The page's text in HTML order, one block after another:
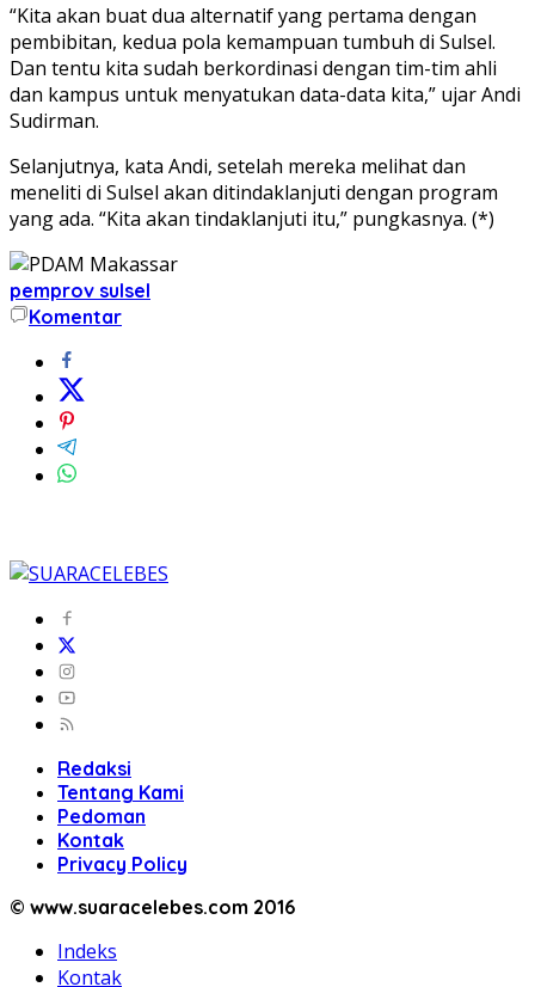
“Kita akan buat dua alternatif yang pertama dengan
pembibitan, kedua pola kemampuan tumbuh di Sulsel.
Dan tentu kita sudah berkordinasi dengan tim-tim ahli
dan kampus untuk menyatukan data-data kita,” ujar Andi
Sudirman.
Selanjutnya, kata Andi, setelah mereka melihat dan
meneliti di Sulsel akan ditindaklanjuti dengan program
yang ada. “Kita akan tindaklanjuti itu,” pungkasnya. (*)
pemprov sulsel
Komentar
Redaksi
Tentang Kami
Pedoman
Kontak
Privacy Policy
© www.suaracelebes.com 2016
Indeks
Kontak